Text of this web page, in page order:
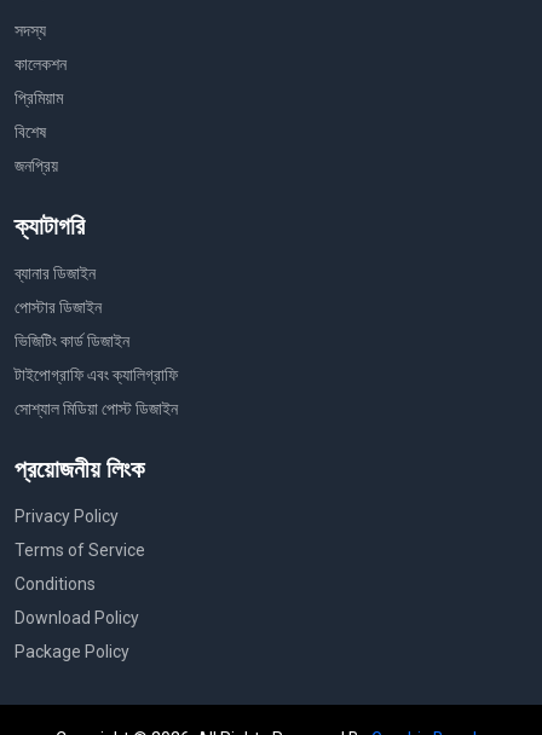
সদস্য
কালেকশন
প্রিমিয়াম
বিশেষ
জনপ্রিয়
ক্যাটাগরি
ব্যানার ডিজাইন
পোস্টার ডিজাইন
ভিজিটিং কার্ড ডিজাইন
টাইপোগ্রাফি এবং ক্যালিগ্রাফি
সোশ্যাল মিডিয়া পোস্ট ডিজাইন
প্রয়োজনীয় লিংক
Privacy Policy
Terms of Service
Conditions
Download Policy
Package Policy